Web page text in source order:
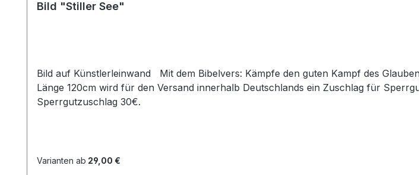
Bild "Stiller See"
Bild auf Künstlerleinwand Mit dem Bibelvers: Kämpfe den guten Kampf des Glaubens. 1.Tim. 6,12a Beim Versand von Bildern ab dem Format Breite 60 und/oder
Länge 120cm wird für den Versand innerhalb Deutschlands ein Zuschlag für
Sperrgutzuschlag 30€.
Varianten ab 29,00 €